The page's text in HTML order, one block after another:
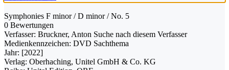
Symphonies F minor / D minor / No. 5
0 Bewertungen
Verfasser: Bruckner, Anton Suche nach diesem Verfasser
Medienkennzeichen: DVD Sachthema
Jahr: [2022]
Verlag: Oberhaching, Unitel GmbH & Co. KG